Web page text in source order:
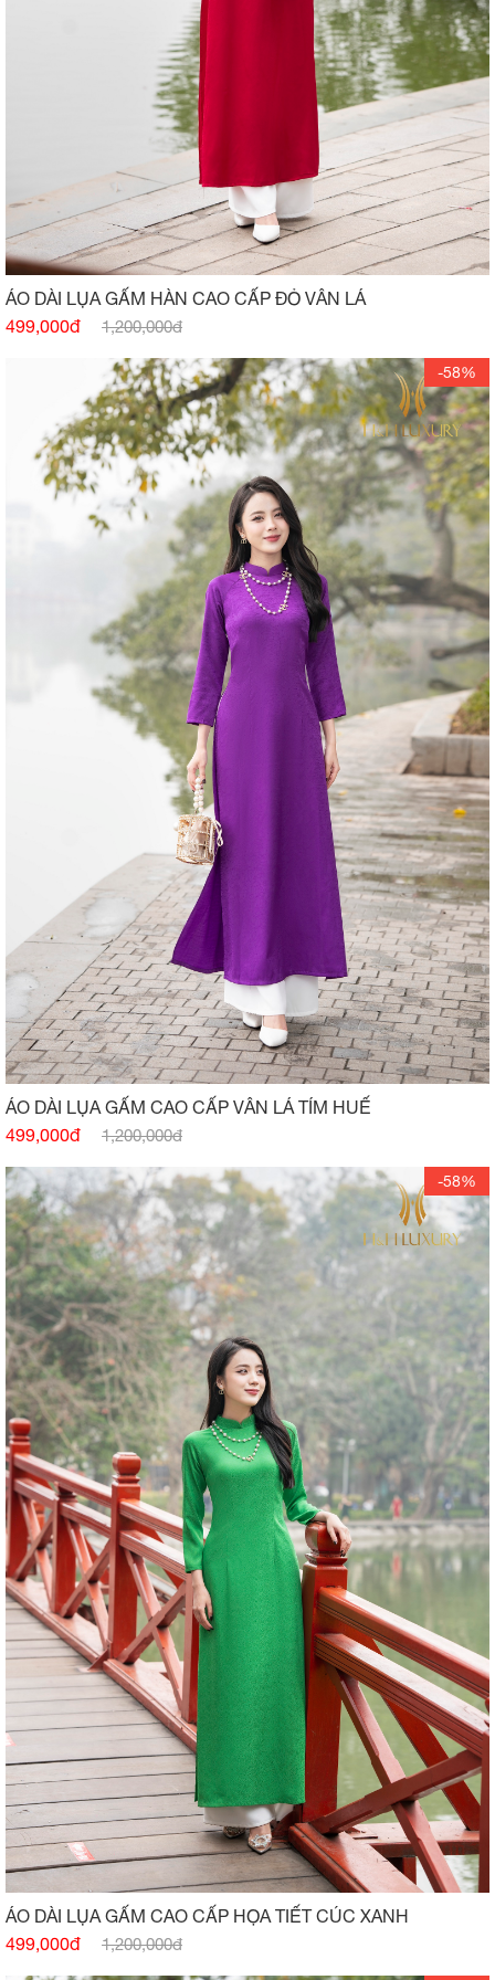
ÁO DÀI LỤA GẤM HÀN CAO CẤP ĐỎ VÂN LÁ
499,000đ
1,200,000đ
-58%
ÁO DÀI LỤA GẤM CAO CẤP VÂN LÁ TÍM HUẾ
499,000đ
1,200,000đ
-58%
ÁO DÀI LỤA GẤM CAO CẤP HỌA TIẾT CÚC XANH
499,000đ
1,200,000đ